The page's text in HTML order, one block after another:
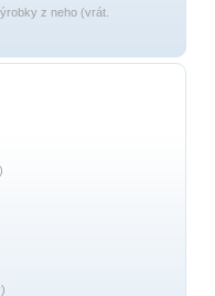
z neho (vrát.